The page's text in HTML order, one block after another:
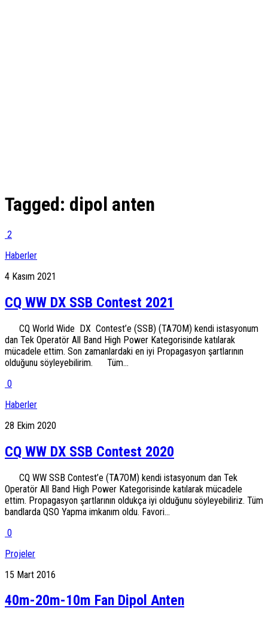
Tagged: dipol anten
2
Haberler
4 Kasım 2021
CQ WW DX SSB Contest 2021
CQ World Wide DX Contest’e (SSB) (TA7OM) kendi istasyonum
dan Tek Operatör All Band High Power Kategorisinde katılarak
mücadele ettim. Son zamanlardaki en iyi Propagasyon şartlarının
olduğunu söyleyebilirim. Tüm...
0
Haberler
28 Ekim 2020
CQ WW DX SSB Contest 2020
CQ WW SSB Contest’e (TA7OM) kendi istasyonum dan Tek
Operatör All Band High Power Kategorisinde katılarak mücadele
ettim. Propagasyon şartlarının oldukça iyi olduğunu söyleyebiliriz. Tüm
bandlarda QSO Yapma imkanım oldu. Favori...
0
Projeler
15 Mart 2016
40m-20m-10m Fan Dipol Anten